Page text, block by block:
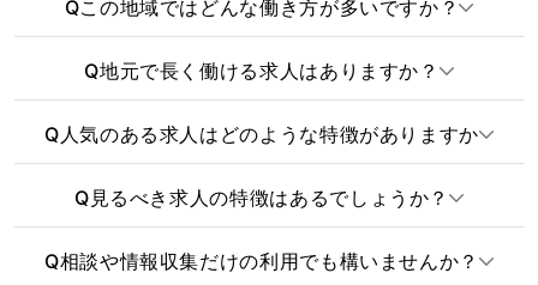
Qこの地域ではどんな働き方が多いですか？
Q地元で長く働ける求人はありますか？
Q人気のある求人はどのような特徴がありますか
Q 見るべき求人の特徴はあるでしょうか？
Q相談や情報収集だけの利用でも構いませんか？